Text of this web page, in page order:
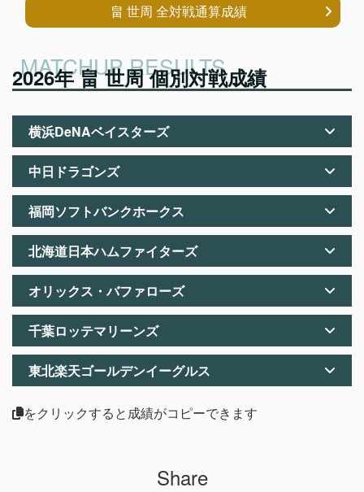
畠 世周 全対戦通算成績
2026年 畠 世周 個別対戦成績
横浜DeNAベイスターズ
中日ドラゴンズ
福岡ソフトバンクホークス
北海道日本ハムファイターズ
オリックス・バファローズ
千葉ロッテマリーンズ
東北楽天ゴールデンイーグルス
をクリックすると成績がコピーできます
Share